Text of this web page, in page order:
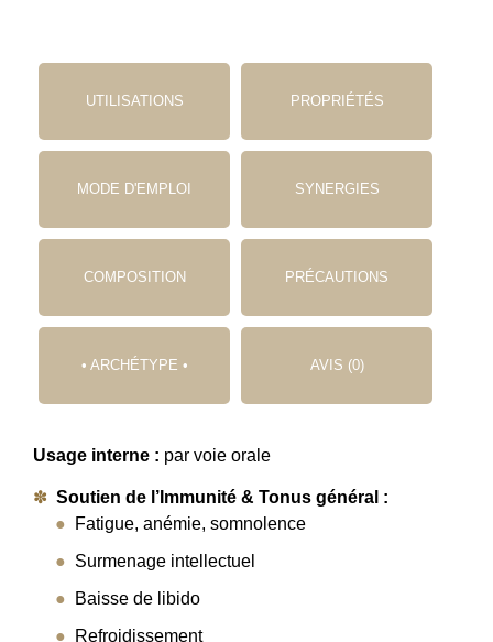
UTILISATIONS PROPRIÉTÉS
MODE D'EMPLOI SYNERGIES
COMPOSITION PRÉCAUTIONS
• ARCHÉTYPE • AVIS (0)
Usage interne : par voie orale
Soutien de l’Immunité & Tonus général :
Fatigue, anémie, somnolence
Surmenage intellectuel
Baisse de libido
Refroidissement